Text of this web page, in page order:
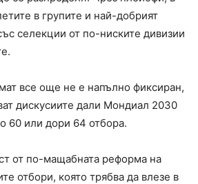
в групите и най-добрият
селекции от по-ниските дивизии
все още не е напълно фиксиран,
дискусиите дали Мондиал 2030
60 или дори 64 отбора.
от по-мащабната реформа на
отбори, която трябва да влезе в